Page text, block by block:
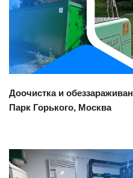
Доочистка и
Парк Горького, Москва